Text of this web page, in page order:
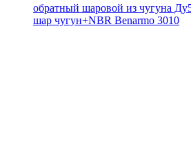
обратный шаровой из чугуна
шар чугун+NBR Benarmo 3010